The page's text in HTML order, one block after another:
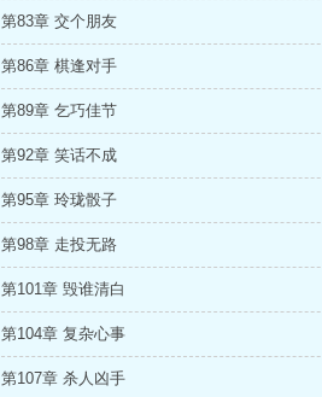
第83章 交个朋友
第86章 棋逢对手
第89章 乞巧佳节
第92章 笑话不成
第95章 玲珑骰子
第98章 走投无路
第101章 毁谁清白
第104章 复杂心事
第107章 杀人凶手